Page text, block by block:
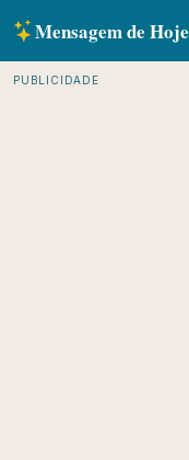
Mensagem de Hoje
PUBLICIDADE